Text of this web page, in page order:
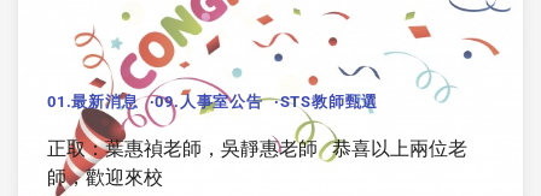
01.最新消息 09.人事室公告 STS教師甄選
正取：葉惠禎老師，吳靜惠老師 恭喜以上兩位老
師，歡迎來校